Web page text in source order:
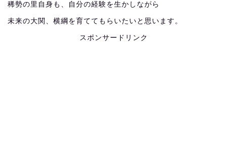
稀勢の里自身も、自分の経験を生かしながら
未来の大関、横綱を育ててもらいたいと思います。
スポンサードリンク